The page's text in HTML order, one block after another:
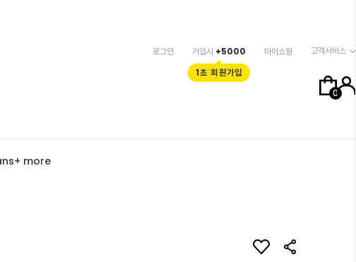
0
로그인 가입시 +5000
1초 회원가입
마이쇼핑 고객서비스
+ more